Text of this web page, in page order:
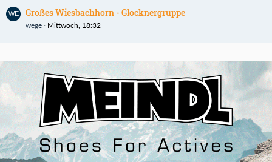
Großes Wiesbachhorn - Glocknergruppe
wege Mittwoch, 18:32